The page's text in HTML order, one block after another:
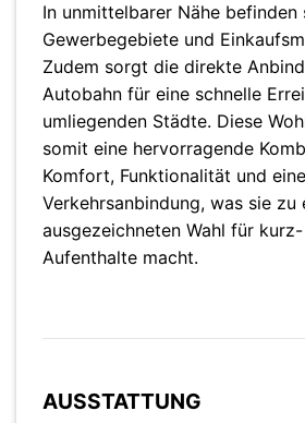
In unmittelbarer Nähe befinden
Gewerbegebiete und
Zudem sorgt die direkte
Autobahn für eine schnelle
umliegenden Städte. Diese
somit eine hervorragende
Komfort, Funktionalität und
Verkehrsanbindung, was sie zu
ausgezeichneten Wahl für
Aufenthalte macht.
AUSSTATTUNG